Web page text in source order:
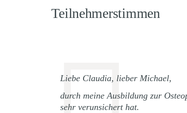
Teilnehmerstimmen
Liebe Claudia, lieber Michael,
durch meine Ausbildung zur
sehr verunsichert hat.